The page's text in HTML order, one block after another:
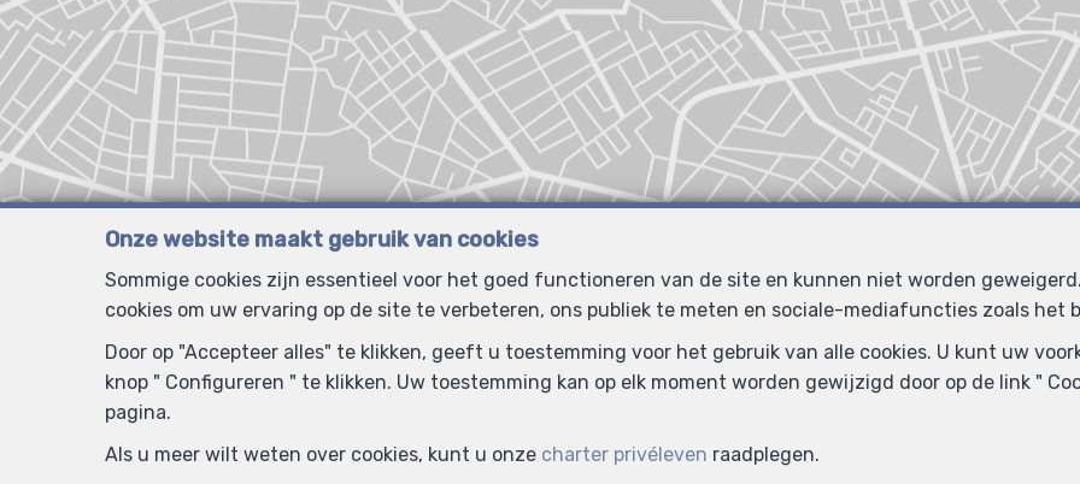
Onze website maakt gebruik van cookies
Sommige cookies zijn essentieel voor het goed functioneren van de site en kunnen niet worden
cookies om uw ervaring op de site te verbeteren, ons publiek te meten en sociale-mediafuncties zoals het
Door op "Accepteer alles" te klikken, geeft u toestemming voor het gebruik van alle cookies. U kunt uw
knop " Configureren " te klikken. Uw toestemming kan op elk moment worden gewijzigd door op de link "
pagina.
Als u meer wilt weten over cookies, kunt u onze charter privéleven raadplegen.